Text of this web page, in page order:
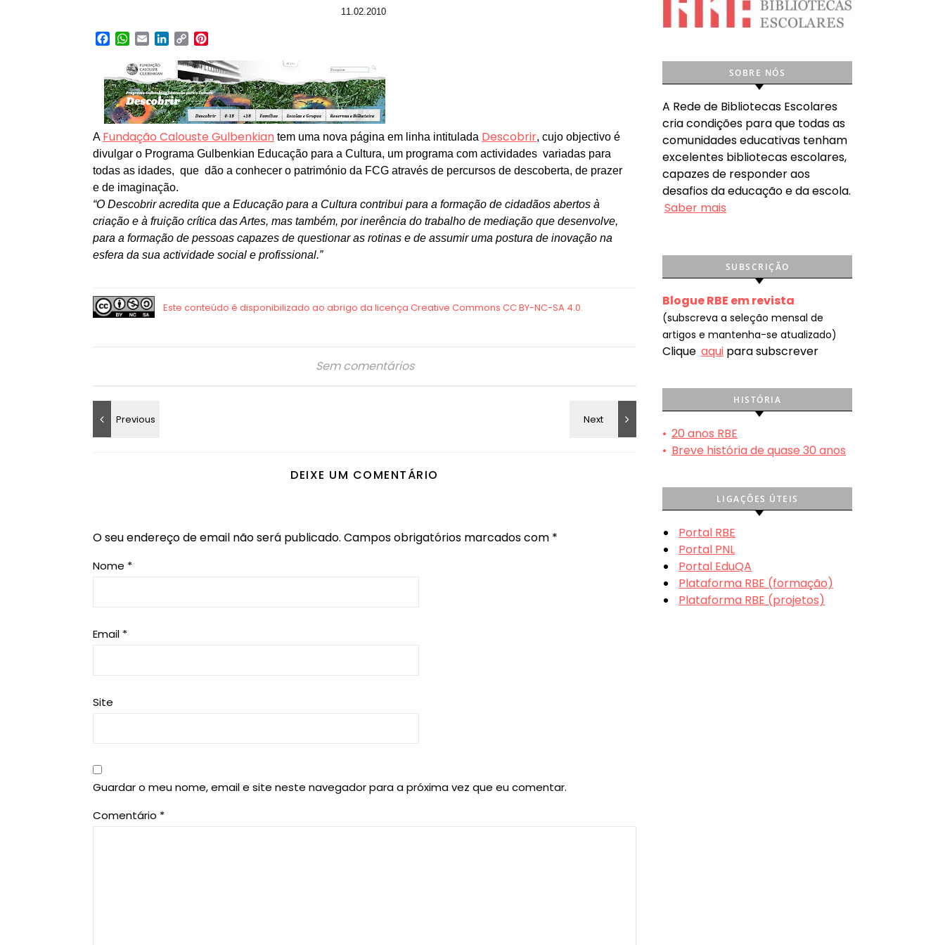
11.02.2010
Facebook
WhatsApp
EmailLinkedIn
Copy
A Fundação Calouste Gulbenkian tem uma nova página em linha intitulada Descobrir, cujo objectivo é
divulgar o Programa Gulbenkian Educação para a Cultura, um programa com actividades variadas para
todas as idades, que dão a conhecer o património da FCG através de percursos de descoberta, de prazer
e de imaginação.
“O Descobrir acredita que a Educação para a Cultura contribui para a formação de cidadãos abertos à
criação e à fruição crítica das Artes, mas também, por inerência do trabalho de mediação que desenvolve,
para a formação de pessoas capazes de questionar as rotinas e de assumir uma postura de inovação na
esfera da sua actividade social e profissional.”
Sem comentários
DEIXE UM COMENTÁRIO
O seu endereço de email não será publicado. Campos obrigatórios marcados com *
Nome *
Email *
Site
Guardar o meu nome, email e site neste navegador para a próxima vez que eu comentar.
Comentário *
SOBRE NÓS
A Rede de Bibliotecas Escolares
cria condições para que todas as
comunidades educativas tenham
excelentes bibliotecas escolares,
capazes de responder aos
desafios da educação e da escola.
Saber mais
SUBSCRIÇÃO
Blogue RBE em revista
(subscreva a seleção mensal de
artigos e mantenha-se atualizado)
Clique aqui para subscrever
HISTÓRIA
• 20 anos RBE
• Breve história de quase 30 anos
LIGAÇÕES ÚTEIS
Portal RBE
Portal PNL
Portal EduQA
Plataforma RBE (formação)
Plataforma RBE (projetos)